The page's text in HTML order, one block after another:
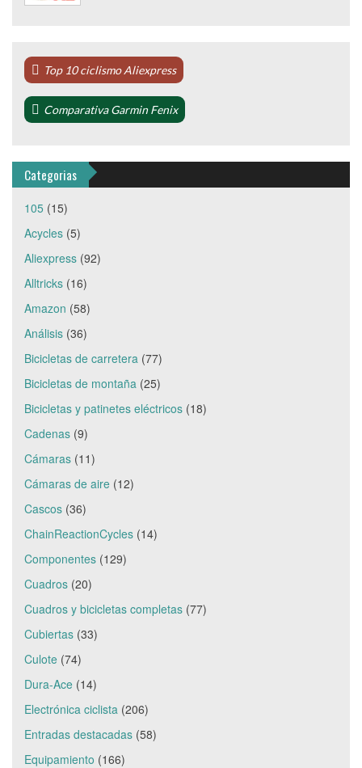
Top 10 ciclismo Aliexpress
Comparativa Garmin Fenix
Categorias
105 (15)
Acycles (5)
Aliexpress (92)
Alltricks (16)
Amazon (58)
Análisis (36)
Bicicletas de carretera (77)
Bicicletas de montaña (25)
Bicicletas y patinetes eléctricos (18)
Cadenas (9)
Cámaras (11)
Cámaras de aire (12)
Cascos (36)
ChainReactionCycles (14)
Componentes (129)
Cuadros (20)
Cuadros y bicicletas completas (77)
Cubiertas (33)
Culote (74)
Dura-Ace (14)
Electrónica ciclista (206)
Entradas destacadas (58)
Equipamiento (166)